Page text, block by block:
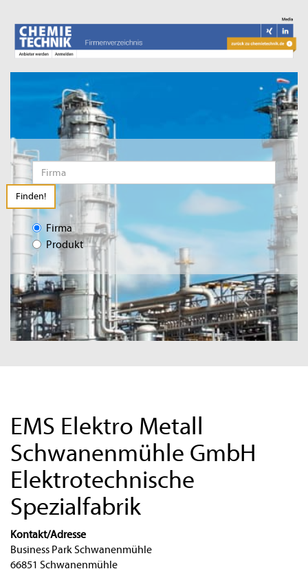
Finden!
Firma
Produkt
EMS Elektro Metall
Schwanenmühle GmbH
Elektrotechnische
Spezialfabrik
Kontakt/Adresse
Business Park Schwanenmühle
66851 Schwanenmühle